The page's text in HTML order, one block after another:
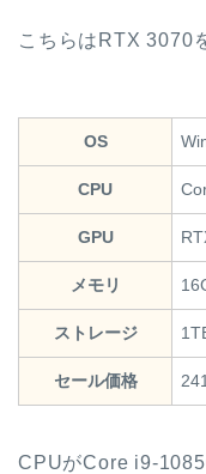
こちらはRTX 3070
OS
CPU
GPU
メモリ
ストレージ
セール価格
CPUがCore i9-